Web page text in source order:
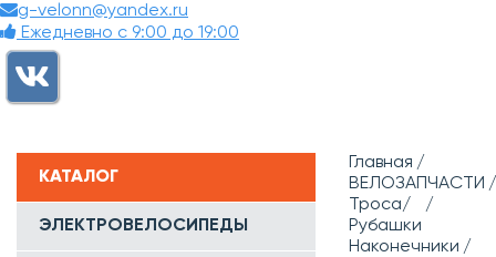
g-velonn@yandex.ru
Ежедневно с 9:00 до 19:00
КАТАЛОГ
ЭЛЕКТРОВЕЛОСИПЕДЫ
Главная
ВЕЛОЗАПЧАСТИ
Троса/
Рубашки
Наконечники